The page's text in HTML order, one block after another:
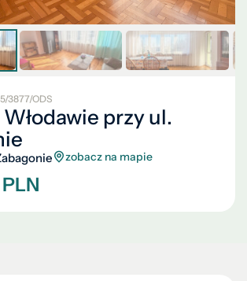
3877/ODS
przy ul.
zobacz na mapie